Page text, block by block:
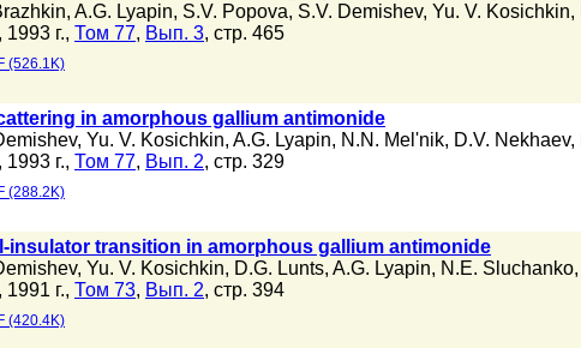
, A.G. Lyapin, S.V. Popova, S.V. Demishev, Yu. V. Kosichkin,
1993 г., Том 77, Вып. 3, стр. 465
(526.1K)
in amorphous gallium antimonide
, Yu. V. Kosichkin, A.G. Lyapin, N.N. Mel'nik, D.V. Nekhaev,
1993 г., Том 77, Вып. 2, стр. 329
(288.2K)
insulator transition in amorphous gallium antimonide
, Yu. V. Kosichkin, D.G. Lunts, A.G. Lyapin, N.E. Sluchanko,
1991 г., Том 73, Вып. 2, стр. 394
(420.4K)